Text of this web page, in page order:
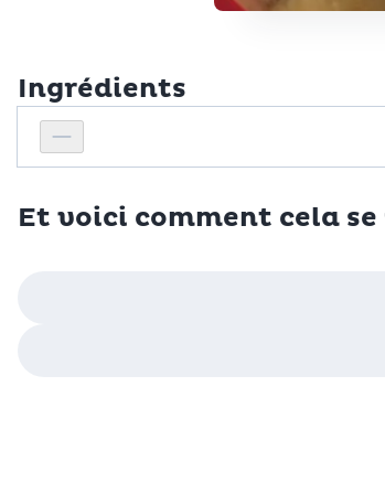
Ingrédients
Réduire le nombre de personnes
Personnes
Et voici comment cela